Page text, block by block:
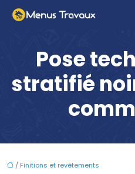
Pose
stratifié
/ Finitions et revêtements